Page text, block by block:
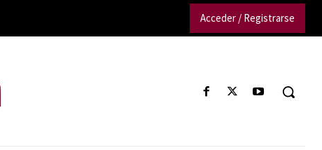
Acceder / Registrarse